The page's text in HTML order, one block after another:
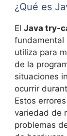
¿Qué es
El Java try-
fundamental
utiliza para
de la
situaciones
ocurrir
Estos
variedad de
problemas